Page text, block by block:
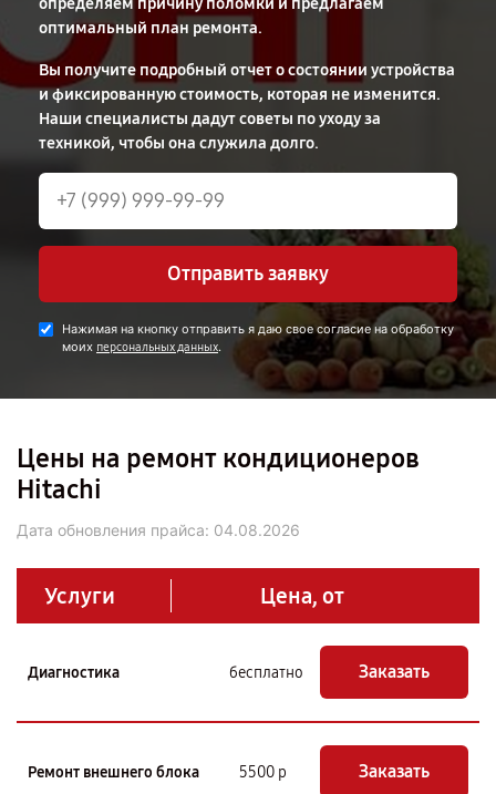
оптимальный план ремонта.
Вы получите подробный отчет о состоянии устройства
и фиксированную стоимость, которая не изменится.
Наши специалисты дадут советы по уходу за
техникой, чтобы она служила долго.
Отправить заявку
Нажимая на кнопку отправить я даю свое согласие на обработку
моих персональных данных.
Цены на ремонт кондиционеров
Hitachi
Дата обновления прайса: 04.08.2026
Услуги Цена, от
Диагностика бесплатно Заказать
Ремонт внешнего блока 5500 р Заказать